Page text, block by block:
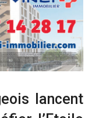
lancent